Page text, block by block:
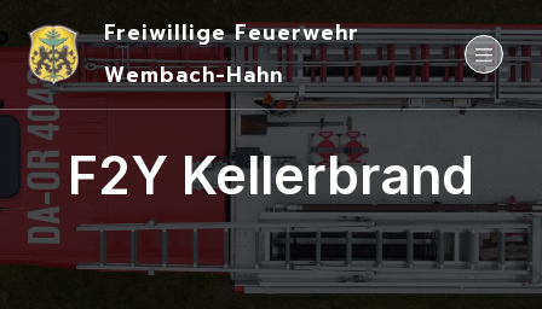
Freiwillige Feuerwehr
Wembach-Hahn
F2Y Kellerbrand